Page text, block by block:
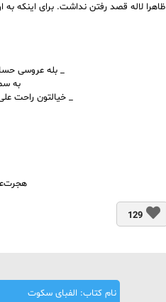
ظاهرا لاله قصد رفتن نداشت. برای اینکه
_ بله عروسی
به
_ خیالتون راحت
129
نام کتاب: الفبای سکوت